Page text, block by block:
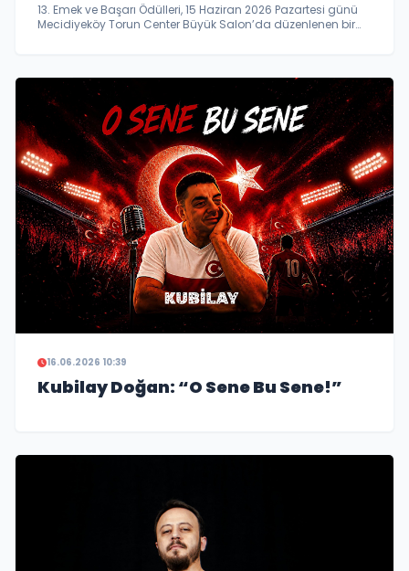
13. Emek ve Başarı Ödülleri, 15 Haziran 2026 Pazartesi günü
Mecidiyeköy Torun Center Büyük Salon’da düzenlenen bir
16.06.2026 10:39
Kubilay Doğan: “O Sene Bu Sene!”